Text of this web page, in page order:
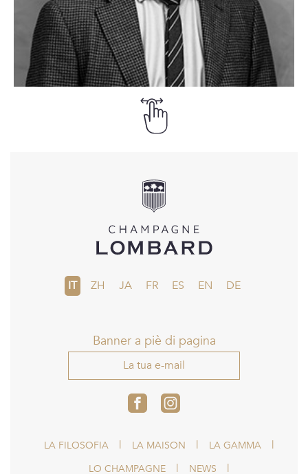
ZH JA
IT FR ES EN DE
Banner a piè di pagina
La tua e-mail
LA FILOSOFIA LA MAISON
LA GAMMA
LO CHAMPAGNE
NEWS